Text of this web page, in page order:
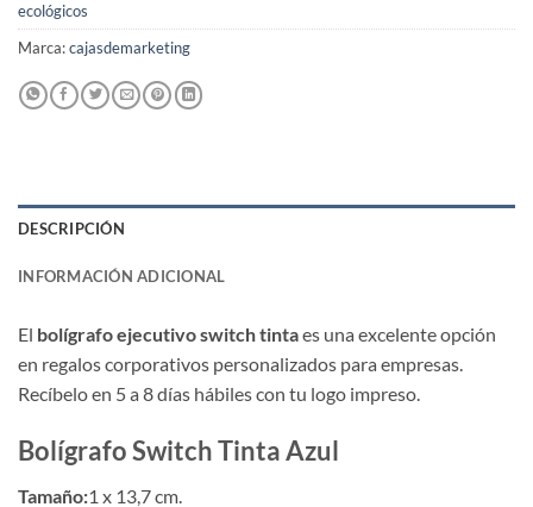
ecológicos
Marca:cajasdemarketing
DESCRIPCIÓN
INFORMACIÓN ADICIONAL
El bolígrafo ejecutivo switch tintaes una excelente opción
en regalos corporativos personalizados para empresas.
Recíbelo en 5 a 8 días hábiles con tu logo impreso.
Bolígrafo Switch Tinta Azul
Tamaño:1 x 13,7 cm.